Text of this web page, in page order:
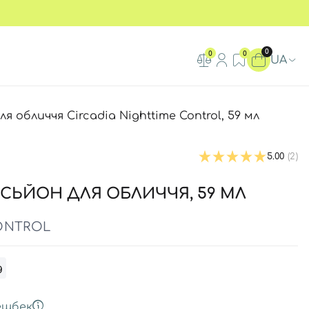
0 0 0
UA
обличчя Circadia Nighttime Control, 59 мл
5.00 (2)
ДЛЯ ОБЛИЧЧЯ, 59 МЛ